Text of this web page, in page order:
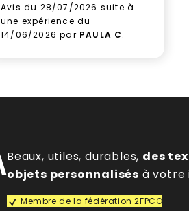
Avis du 28/07/2026 suite à
une expérience du
14/06/2026 par PAULA C.
Beaux, utiles, durables, des
objets personnalisés à votre
Membre de la fédération 2FPCO